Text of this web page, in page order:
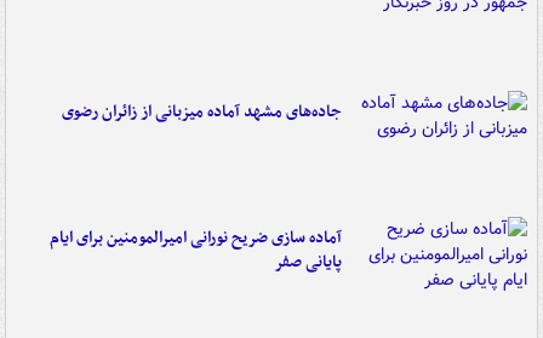
جاده‌های مشهد آماده میزبانی از زائران رضوی
آماده سازی ضریح نورانی امیرالمومنین برای ایام
پایانی صفر